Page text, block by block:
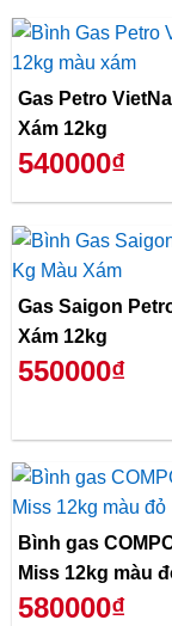
Gas Petro
Xám 12kg
540000₫
Gas Saigon
Xám 12kg
550000₫
Bình gas
Miss 12kg màu
580000₫